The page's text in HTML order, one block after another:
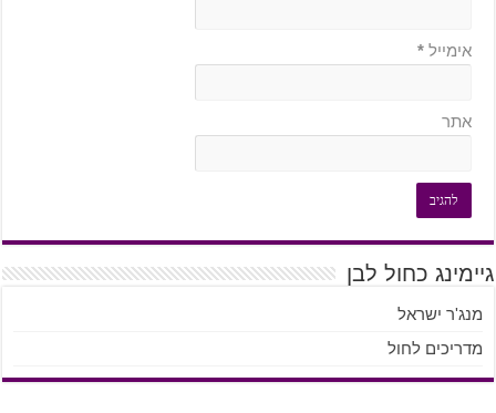
אימייל *
אתר
גיימינג כחול לבן
מנג'ר ישראל
מדריכים לחול